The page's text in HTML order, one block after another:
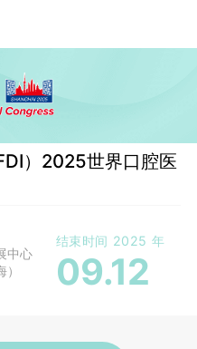
）2025世界口腔医
中心
）
结束时间 2025 年
09.12